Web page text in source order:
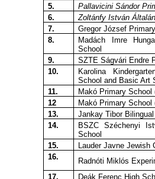
5.
Pallavicini Sándor
6.
Zoltánfy István
7.
Gregor József
8.
Madách Imre
School
9.
SZTE Ságvári Endre
10.
Karolina
School and Basic Art
11.
Makó Primary
12
Makó Primary School
13.
Jankay Tibor
14.
BSZC Széchenyi
School
15.
Lauder Javne Jewish
16.
Radnóti Miklós
17.
Deák Ferenc High